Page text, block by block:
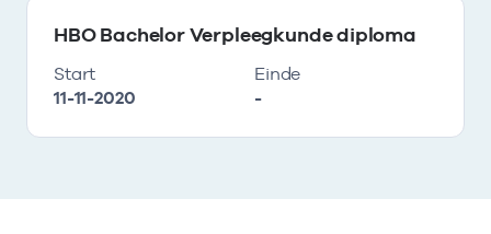
HBO Bachelor Verpleegkunde diploma
Start
11-11-2020
Einde
-